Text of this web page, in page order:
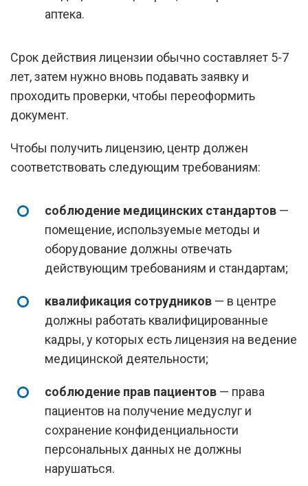
аптека.
Срок действия лицензии обычно составляет 5-7
лет, затем нужно вновь подавать заявку и
проходить проверки, чтобы переоформить
документ.
Чтобы получить лицензию, центр должен
соответствовать следующим требованиям:
соблюдение медицинских стандартов —
помещение, используемые методы и
оборудование должны отвечать
действующим требованиям и стандартам;
квалификация сотрудников — в центре
должны работать квалифицированные
кадры, у которых есть лицензия на ведение
медицинской деятельности;
соблюдение прав пациентов — права
пациентов на получение медуслуг и
сохранение конфиденциальности
персональных данных не должны
нарушаться.